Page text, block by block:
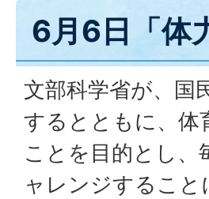
6月6日「体
文部科学省が、国
するとともに、体
ことを目的とし、
ャレンジするこ